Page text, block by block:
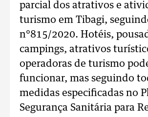
parcial dos atrativos e
turismo em Tibagi,
n°815/2020. Hotéis,
campings, atrativos
operadoras de turismo
funcionar, mas seguindo
medidas especificadas no
Segurança Sanitária para